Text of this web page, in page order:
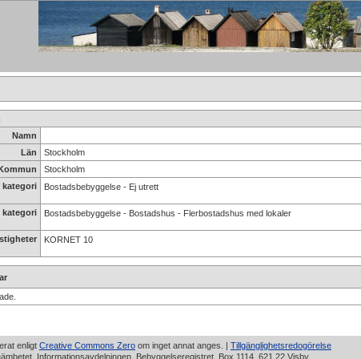
Namn
Län
Stockholm
Stockholm
kategori
Bostadsbebyggelse - Ej utrett
kategori Bostadsbebyggelse - Bostadshus - Flerbostadshus med lokaler
KORNET 10
enligt Creative Commons Zero om inget annat anges. | Tillgänglighetsredogörelse
Informationsavdelningen, Bebyggelseregistret, Box 1114, 621 22 Visby.